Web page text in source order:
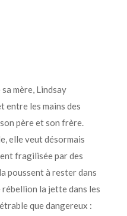
mère, Lindsay
entre les mains des
père et son frère.
elle veut désormais
fragilisée par des
poussent à rester dans
rébellion la jette dans les
que dangereux :